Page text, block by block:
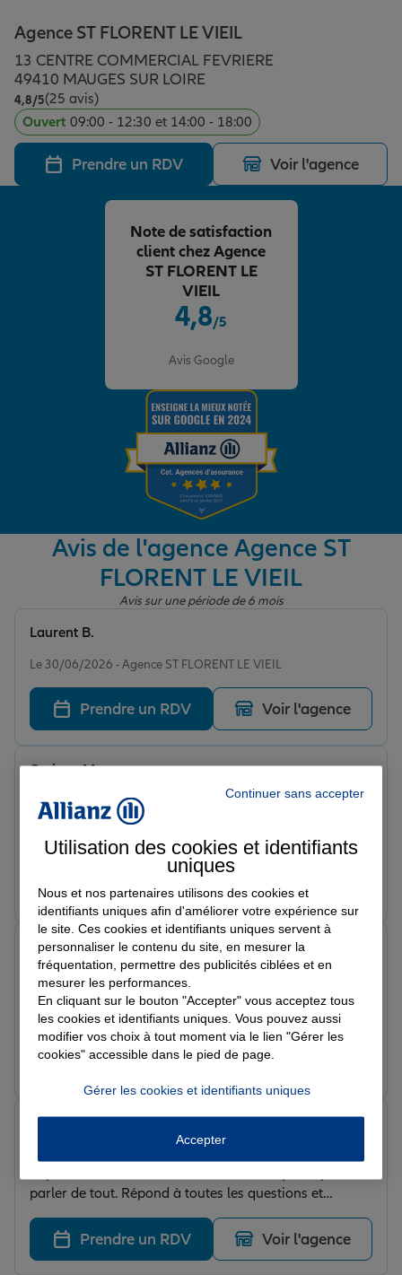
Assurance animal de compagnie
Protection juridique
Plan épargne retraite
Assurance vie
Placements financiers
Investissements immobiliers
Vos projets
Partir en vacances
Déménager
Changer de voiture
Préparer l’avenir
Conseil assurance
Garantie des accidents de la vie
Protection juridique
Retraite
Tous nos devis d'assurance
Agence ST FLORENT LE VIEIL
13 CENTRE COMMERCIAL FEVRIERE
49410 MAUGES SUR LOIRE
4,8/5Note de 4.8 sur 5
(25 avis)
Ouvert 09:00 - 12:30 et 14:00 - 18:00
Prendre un RDV Voir l'agence
4,8/5
Avis Google
Note de satisfaction
client chez Agence
ST FLORENT LE
VIEIL
Avis de l'agence Agence ST
FLORENT LE VIEIL
Avis sur une période de 6 mois
Le 30/06/2026 - Agence ST FLORENT LE VIEIL
Laurent B.
Prendre un RDV Voir l'agence
Le 15/06/2026 - Agence ST FLORENT LE VIEIL
Je suis dans cette agence depuis presque 30 ans.
Justine est une personne à l'écoute et proactive : ça fait
du bien d'avoir encore des échanges véritablement
humains et de ne pas avoir l'impression de n'être juste
qu'un dossier. Je la remercie pour son sérieux, son
professionnalisme et son accueil.
Corinne M.
Prendre un RDV Voir l'agence
Note de 5 sur 5
Le 01/06/2026 - Agence ST FLORENT LE VIEIL
Très bon contact avec Justine Romiant, , bonne
communication, explications trés claires , a l’écoute et
tres professionnelle, je suis entièrement satisfait de ses
conseils et propositions .
Franck G.
Prendre un RDV Voir l'agence
parler de tout. Répond à toutes les questions et
explique très bien. Très agréable et nous aide à trouver
des solutions qui peuvent nous convenir.
Agnès B.
Prendre un RDV Voir l'agence
Continuer sans accepter
Utilisation des cookies et identifiants
uniques
Nous et nos partenaires utilisons des cookies et
identifiants uniques afin d'améliorer votre expérience sur
le site. Ces cookies et identifiants uniques servent à
personnaliser le contenu du site, en mesurer la
fréquentation, permettre des publicités ciblées et en
mesurer les performances.
En cliquant sur le bouton "Accepter" vous acceptez tous
les cookies et identifiants uniques. Vous pouvez aussi
modifier vos choix à tout moment via le lien "Gérer les
cookies" accessible dans le pied de page.
Gérer les cookies et identifiants uniques
Accepter